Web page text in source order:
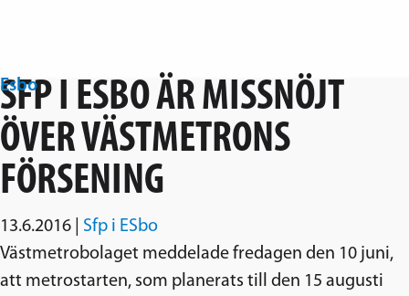
Svenska folkpartiet i Esbo
Esbo
SFP I ESBO ÄR MISSNÖJT
ÖVER VÄSTMETRONS
FÖRSENING
13.6.2016
Sfp i ESbo
Västmetrobolaget meddelade fredagen den 10 juni,
att metrostarten, som planerats till den 15 augusti